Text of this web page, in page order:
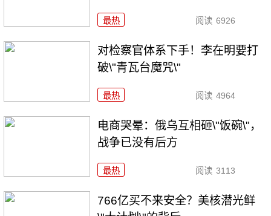
最热 阅读 6926
对检察官体系下手！李在明要打
破\"青瓦台魔咒\"
最热 阅读 4964
电商哭晕：俄乌互相砸\"饭碗\"，
战争已没有后方
最热 阅读 3113
766亿买不来安全？美核潜光鲜